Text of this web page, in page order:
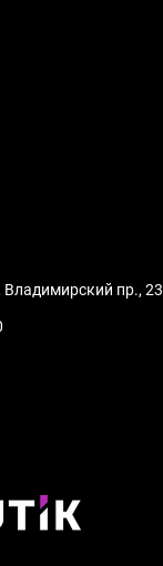
Владимирский пр., 23